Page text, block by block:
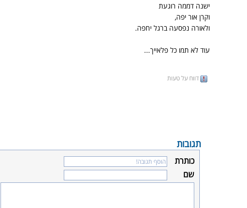
ישנה דממה רוגעת
וקרן אור יפה,
ולאורה נפסעה ברגל יחפה.
עוד לא תמו כל פלאייך...
דווח על טעות
תגובות
כותרת
שם